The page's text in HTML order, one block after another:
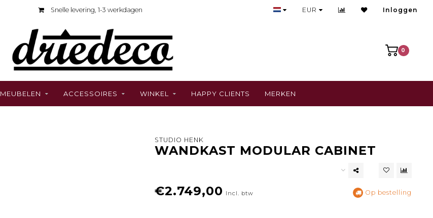
Snelle levering, 1-3 werkdagen Bezoek onze gezellige winkel
EUR Inloggen
0
MEUBELEN ACCESSOIRES WINKEL HAPPY CLIENTS MERKEN
STUDIO HENK
WANDKAST MODULAR CABINET
€2.749,00 Incl. btw Op bestelling